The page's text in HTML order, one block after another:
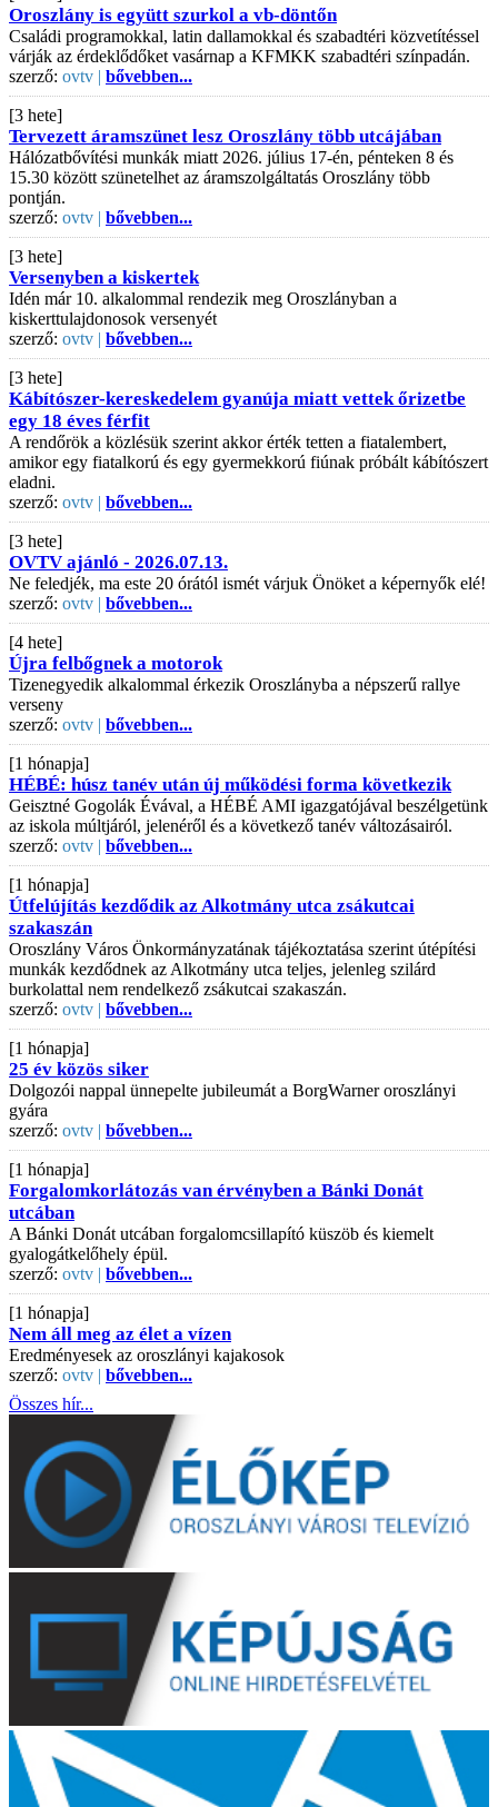
Oroszlány is együtt szurkol a vb-döntőn
Családi programokkal, latin dallamokkal és szabadtéri közvetítéssel
várják az érdeklődőket vasárnap a KFMKK szabadtéri színpadán.
szerző: ovtv | bővebben...
[3 hete]
Tervezett áramszünet lesz Oroszlány több utcájában
Hálózatbővítési munkák miatt 2026. július 17-én, pénteken 8 és
15.30 között szünetelhet az áramszolgáltatás Oroszlány több
pontján.
szerző: ovtv | bővebben...
[3 hete]
Versenyben a kiskertek
Idén már 10. alkalommal rendezik meg Oroszlányban a
kiskerttulajdonosok versenyét
szerző: ovtv | bővebben...
[3 hete]
Kábítószer-kereskedelem gyanúja miatt vettek őrizetbe
egy 18 éves férfit
A rendőrök a közlésük szerint akkor érték tetten a fiatalembert,
amikor egy fiatalkorú és egy gyermekkorú fiúnak próbált kábítószert
eladni.
szerző: ovtv | bővebben...
[3 hete]
OVTV ajánló - 2026.07.13.
Ne feledjék, ma este 20 órától ismét várjuk Önöket a képernyők elé!
szerző: ovtv | bővebben...
[4 hete]
Újra felbőgnek a motorok
Tizenegyedik alkalommal érkezik Oroszlányba a népszerű rallye
verseny
szerző: ovtv | bővebben...
[1 hónapja]
HÉBÉ: húsz tanév után új működési forma következik
Geisztné Gogolák Évával, a HÉBÉ AMI igazgatójával beszélgetünk
az iskola múltjáról, jelenéről és a következő tanév változásairól.
szerző: ovtv | bővebben...
[1 hónapja]
Útfelújítás kezdődik az Alkotmány utca zsákutcai
szakaszán
Oroszlány Város Önkormányzatának tájékoztatása szerint útépítési
munkák kezdődnek az Alkotmány utca teljes, jelenleg szilárd
burkolattal nem rendelkező zsákutcai szakaszán.
szerző: ovtv | bővebben...
[1 hónapja]
25 év közös siker
Dolgozói nappal ünnepelte jubileumát a BorgWarner oroszlányi
gyára
szerző: ovtv | bővebben...
[1 hónapja]
Forgalomkorlátozás van érvényben a Bánki Donát
utcában
A Bánki Donát utcában forgalomcsillapító küszöb és kiemelt
gyalogátkelőhely épül.
szerző: ovtv | bővebben...
[1 hónapja]
Nem áll meg az élet a vízen
Eredményesek az oroszlányi kajakosok
szerző: ovtv | bővebben...
Összes hír...